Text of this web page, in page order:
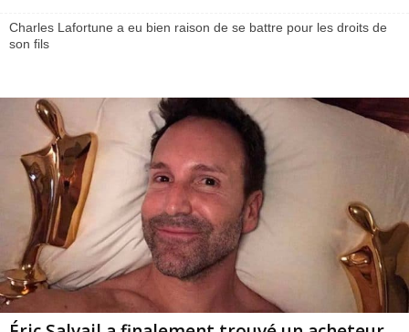
Charles Lafortune a eu bien raison de se battre pour les droits de
son fils